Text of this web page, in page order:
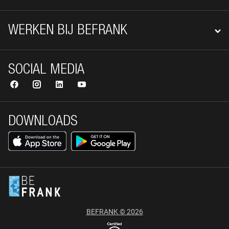
WERKEN BIJ BEFRANK
DOWNLOADS
SOCIAL MEDIA
BEFRANK © 2026